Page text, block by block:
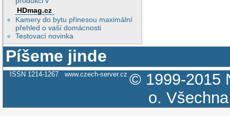
HDmag.cz
Kamery do bytu přinesou maximální
přehled o vaší domácnosti
Testovací novinka
Píšeme jinde
ISSN 1214-1267 www.czech-server.cz © 1999-2015
o.